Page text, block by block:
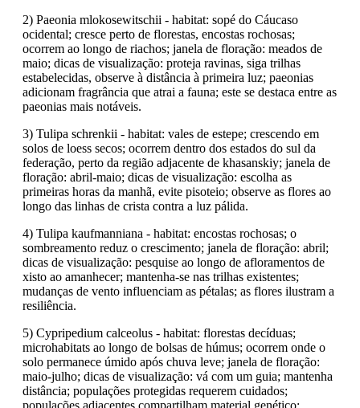
2) Paeonia mlokosewitschii - habitat: sopé do Cáucaso
ocidental; cresce perto de florestas, encostas rochosas;
ocorrem ao longo de riachos; janela de floração: meados de
maio; dicas de visualização: proteja ravinas, siga trilhas
estabelecidas, observe à distância à primeira luz; paeonias
adicionam fragrância que atrai a fauna; este se destaca entre as
paeonias mais notáveis.
3) Tulipa schrenkii - habitat: vales de estepe; crescendo em
solos de loess secos; ocorrem dentro dos estados do sul da
federação, perto da região adjacente de khasanskiy; janela de
floração: abril-maio; dicas de visualização: escolha as
primeiras horas da manhã, evite pisoteio; observe as flores ao
longo das linhas de crista contra a luz pálida.
4) Tulipa kaufmanniana - habitat: encostas rochosas; o
sombreamento reduz o crescimento; janela de floração: abril;
dicas de visualização: pesquise ao longo de afloramentos de
xisto ao amanhecer; mantenha-se nas trilhas existentes;
mudanças de vento influenciam as pétalas; as flores ilustram a
resiliência.
5) Cypripedium calceolus - habitat: florestas decíduas;
microhabitats ao longo de bolsas de húmus; ocorrem onde o
solo permanece úmido após chuva leve; janela de floração:
maio-julho; dicas de visualização: vá com um guia; mantenha
distância; populações protegidas requerem cuidados;
populações adjacentes compartilham material genético;